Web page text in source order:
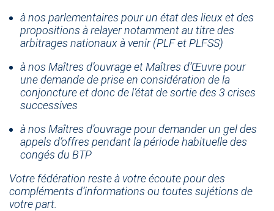
à nos parlementaires pour un état des lieux et des
propositions à relayer notamment au titre des
arbitrages nationaux à venir (PLF et PLFSS)
à nos Maîtres d’ouvrage et Maîtres d’Œuvre pour
une demande de prise en considération de la
conjoncture et donc de l’état de sortie des 3 crises
successives
à nos Maîtres d’ouvrage pour demander un gel des
appels d’offres pendant la période habituelle des
congés du BTP
Votre fédération reste à votre écoute pour des
compléments d’informations ou toutes sujétions de
votre part.